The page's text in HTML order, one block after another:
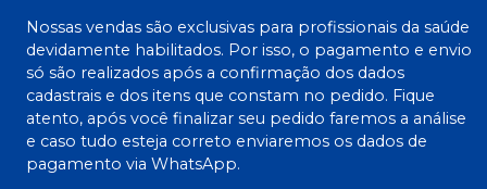
Nossas vendas são exclusivas para profissionais da saúde
devidamente habilitados. Por isso, o pagamento e envio
só são realizados após a confirmação dos dados
cadastrais e dos itens que constam no pedido. Fique
atento, após você finalizar seu pedido faremos a análise
e caso tudo esteja correto enviaremos os dados de
pagamento via WhatsApp.